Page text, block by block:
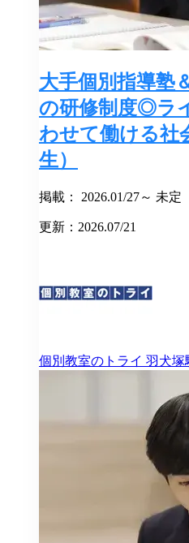
大手個別指導塾
の研修制度◎ラ
わせて働ける社
生）
掲載： 2026.01/27～ 未定
更新：2026.07/21
個別教室のトライ 羽犬塚